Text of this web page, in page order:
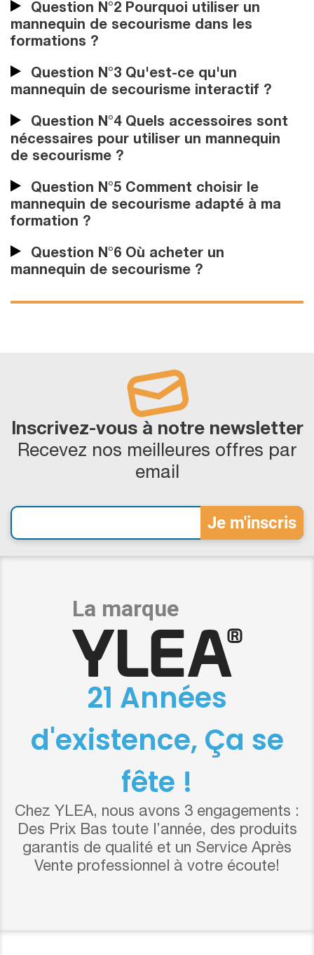
Question N°2 Pourquoi utiliser un
mannequin de secourisme dans les
formations ?
Question N°3 Qu'est-ce qu'un
mannequin de secourisme interactif ?
Question N°4 Quels accessoires sont
nécessaires pour utiliser un mannequin
de secourisme ?
Question N°5 Comment choisir le
mannequin de secourisme adapté à ma
formation ?
Question N°6 Où acheter un
mannequin de secourisme ?
Inscrivez-vous à notre newsletter
Recevez nos meilleures offres par
email
21 Années
d'existence, Ça se
fête !
Chez YLEA, nous avons 3 engagements :
Des Prix Bas toute l’année, des produits
garantis de qualité et un Service Après
Vente professionnel à votre écoute!